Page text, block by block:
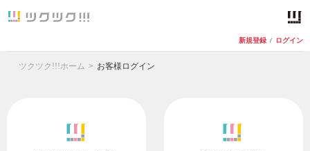
新規登録 / ログイン
ツクツク!!!ホーム お客様ログイン